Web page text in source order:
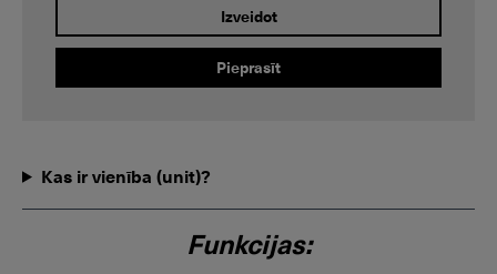
Izveidot
Pieprasīt
Kas ir vienība (unit)?
Funkcijas: